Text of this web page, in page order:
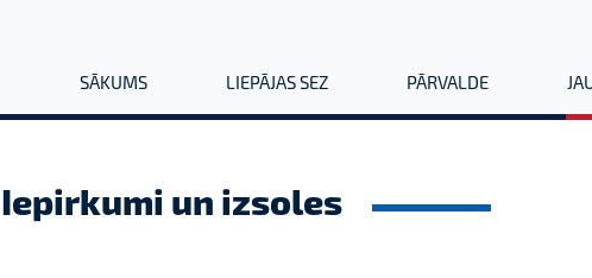
SĀKUMS LIEPĀJAS SEZ PĀRVALDE
Iepirkumi un izsoles